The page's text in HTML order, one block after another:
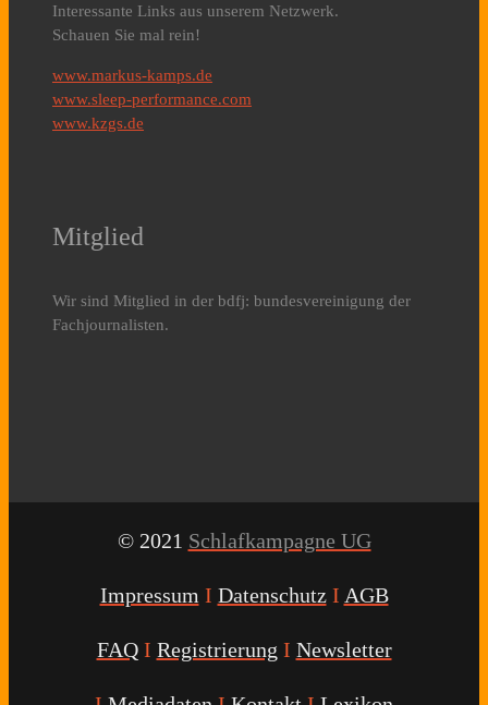
Interessante Links aus unserem Netzwerk.
Schauen Sie mal rein!
www.markus-kamps.de
www.sleep-performance.com
www.kzgs.de
Mitglied
Wir sind Mitglied in der bdfj: bundesvereinigung der
Fachjournalisten.
© 2021 Schlafkampagne UG
Impressum I Datenschutz I AGB
FAQ I Registrierung I Newsletter